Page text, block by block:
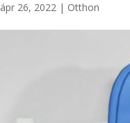
ápr 26, 2022 | Otthon